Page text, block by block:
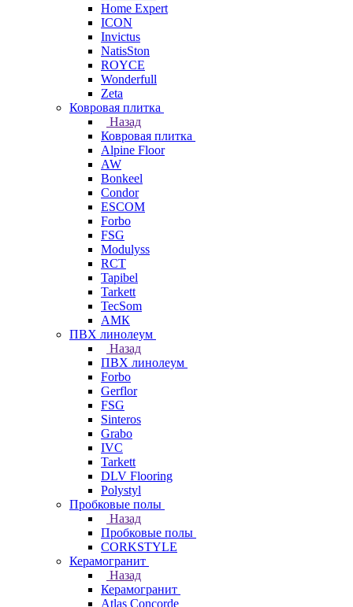
Home Expert
ICON
Invictus
NatisSton
ROYCE
Wonderfull
Zeta
Ковровая плитка
Назад
Ковровая плитка
Alpine Floor
AW
Bonkeel
Condor
ESCOM
Forbo
FSG
Modulyss
RCT
Tapibel
Tarkett
TecSom
АМК
ПВХ линолеум
Назад
ПВХ линолеум
Forbo
Gerflor
FSG
Sinteros
Grabo
IVC
Tarkett
DLV Flooring
Polystyl
Пробковые полы
Назад
Пробковые полы
CORKSTYLE
Керамогранит
Назад
Керамогранит
Atlas Concorde